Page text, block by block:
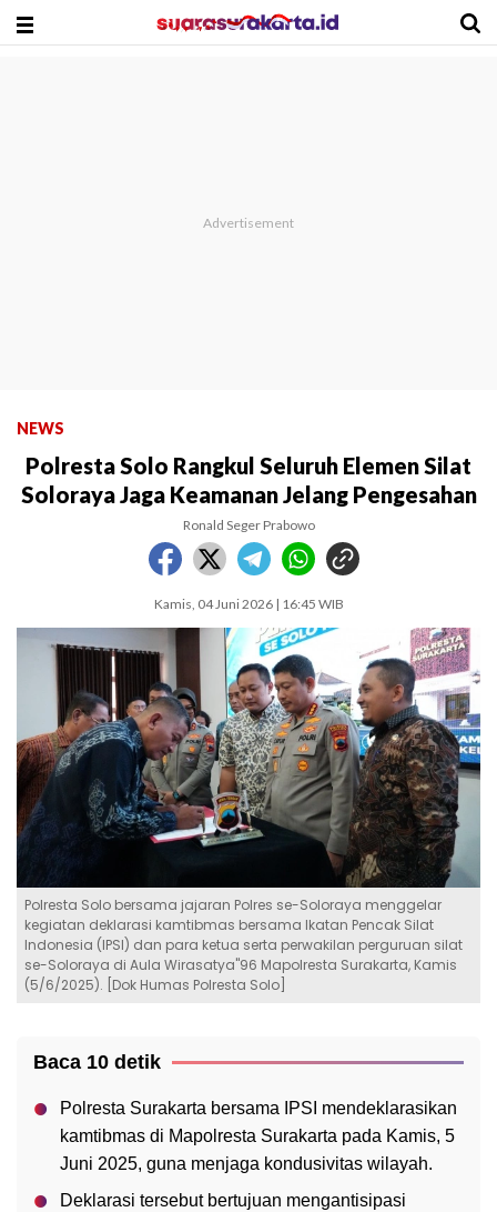
NEWS
Polresta Solo Rangkul Seluruh Elemen Silat
Soloraya Jaga Keamanan Jelang Pengesahan
Ronald Seger Prabowo
Kamis, 04 Juni 2026 | 16:45 WIB
Polresta Solo bersama jajaran Polres se-Soloraya menggelar
kegiatan deklarasi kamtibmas bersama Ikatan Pencak Silat
Indonesia (IPSI) dan para ketua serta perwakilan perguruan silat
se-Soloraya di Aula Wirasatya"96 Mapolresta Surakarta, Kamis
(5/6/2025). [Dok Humas Polresta Solo]
Baca 10 detik
Polresta Surakarta bersama IPSI mendeklarasikan
kamtibmas di Mapolresta Surakarta pada Kamis, 5
Juni 2025, guna menjaga kondusivitas wilayah.
Deklarasi tersebut bertujuan mengantisipasi